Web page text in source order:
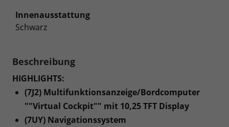
Innenausstattung
Schwarz
Beschreibung
HIGHLIGHTS:
(7J2) Multifunktionsanzeige/Bordcomputer
""Virtual Cockpit"" mit 10,25 TFT Display
(7UY) Navigationssystem